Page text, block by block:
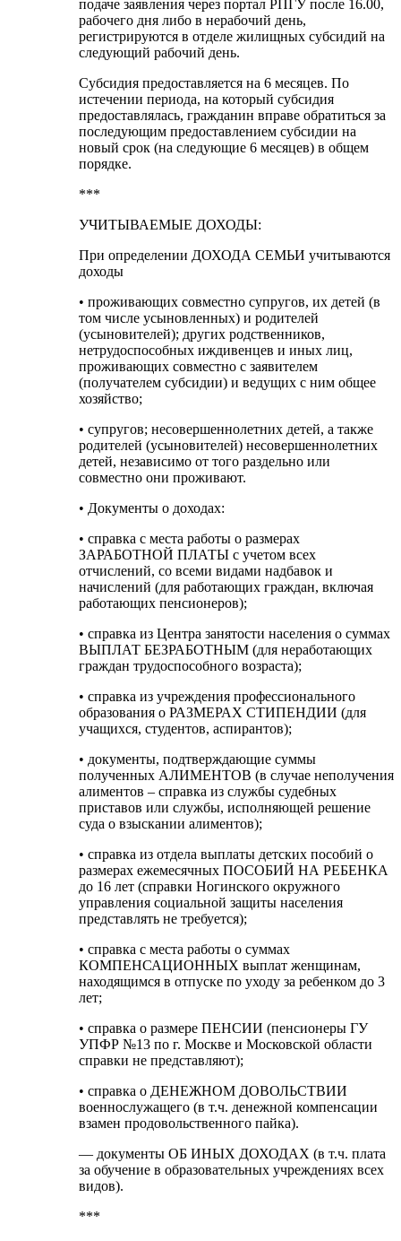
подаче заявления через портал РПГУ после 16.00,
рабочего дня либо в нерабочий день,
регистрируются в отделе жилищных субсидий на
следующий рабочий день.
Субсидия предоставляется на 6 месяцев. По
истечении периода, на который субсидия
предоставлялась, гражданин вправе обратиться за
последующим предоставлением субсидии на
новый срок (на следующие 6 месяцев) в общем
порядке.
***
УЧИТЫВАЕМЫЕ ДОХОДЫ:
При определении ДОХОДА СЕМЬИ учитываются
доходы
• проживающих совместно супругов, их детей (в
том числе усыновленных) и родителей
(усыновителей); других родственников,
нетрудоспособных иждивенцев и иных лиц,
проживающих совместно с заявителем
(получателем субсидии) и ведущих с ним общее
хозяйство;
• супругов; несовершеннолетних детей, а также
родителей (усыновителей) несовершеннолетних
детей, независимо от того раздельно или
совместно они проживают.
• Документы о доходах:
• справка с места работы о размерах
ЗАРАБОТНОЙ ПЛАТЫ с учетом всех
отчислений, со всеми видами надбавок и
начислений (для работающих граждан, включая
работающих пенсионеров);
• справка из Центра занятости населения о суммах
ВЫПЛАТ БЕЗРАБОТНЫМ (для неработающих
граждан трудоспособного возраста);
• справка из учреждения профессионального
образования о РАЗМЕРАХ СТИПЕНДИИ (для
учащихся, студентов, аспирантов);
• документы, подтверждающие суммы
полученных АЛИМЕНТОВ (в случае неполучения
алиментов – справка из службы судебных
приставов или службы, исполняющей решение
суда о взыскании алиментов);
• справка из отдела выплаты детских пособий о
размерах ежемесячных ПОСОБИЙ НА РЕБЕНКА
до 16 лет (справки Ногинского окружного
управления социальной защиты населения
представлять не требуется);
• справка с места работы о суммах
КОМПЕНСАЦИОННЫХ выплат женщинам,
находящимся в отпуске по уходу за ребенком до 3
лет;
• справка о размере ПЕНСИИ (пенсионеры ГУ
УПФР №13 по г. Москве и Московской области
справки не представляют);
• справка о ДЕНЕЖНОМ ДОВОЛЬСТВИИ
военнослужащего (в т.ч. денежной компенсации
взамен продовольственного пайка).
— документы ОБ ИНЫХ ДОХОДАХ (в т.ч. плата
за обучение в образовательных учреждениях всех
видов).
***